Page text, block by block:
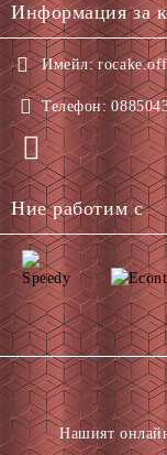
Информация за
Имейл:
Телефон:
Ние работим с
Нашият